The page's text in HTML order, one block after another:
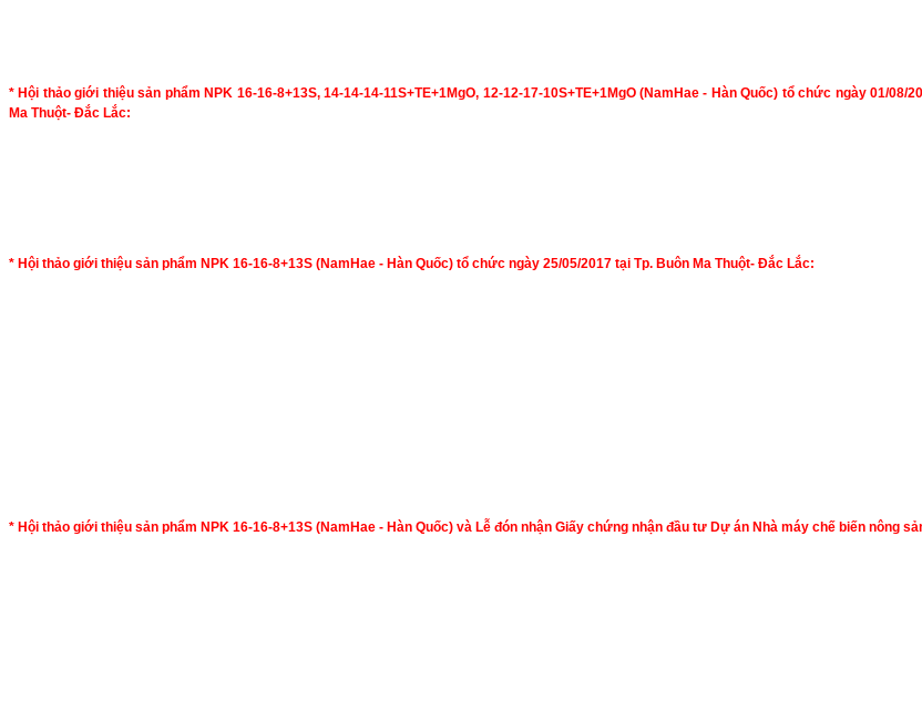
* Hội thảo giới thiệu sản phẩm NPK 16-16-8+13S, 14-14-14-11S+TE+1MgO, 12-12-17-10S+TE+1MgO (NamHae - Hàn Quốc) tổ chức ngày 01/
Ma Thuột- Đắc Lắc:
* Hội thảo giới thiệu sản phẩm NPK 16-16-8+13S (NamHae - Hàn Quốc) tổ chức ngày 25/05/2017 tại Tp. Buôn Ma Thuột- Đắc Lắc:
* Hội thảo giới thiệu sản phẩm NPK 16-16-8+13S (NamHae - Hàn Quốc) và Lễ đón nhận Giấy chứng nhận đầu tư Dự án Nhà máy chế biến nông